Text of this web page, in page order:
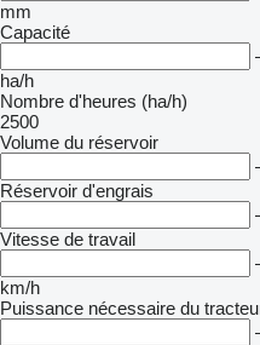
mm
Capacité
ha/h
Nombre d'heures (ha/h)
2500
Volume du réservoir
Réservoir d'engrais
Vitesse de travail
km/h
Puissance nécessaire du